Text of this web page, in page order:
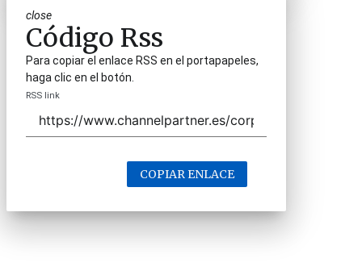
close
Código Rss
Para copiar el enlace RSS en el portapapeles,
haga clic en el botón.
RSS link
COPIAR ENLACE